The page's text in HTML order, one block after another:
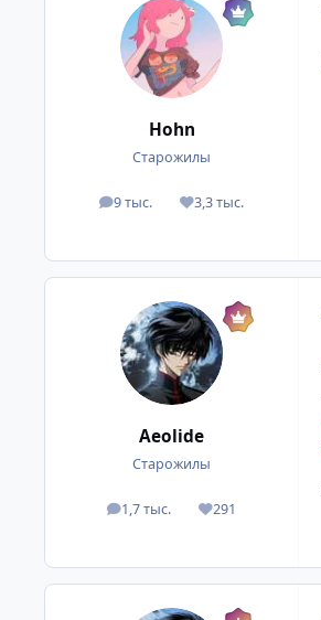
Hohn
Старожилы
9 тыс.
посты 3,3 тыс.
Репутация
Aeolide
Старожилы
1,7 тыс.
посты 291
Репутация